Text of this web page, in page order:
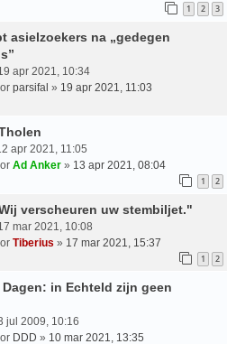
1 2 3
asielzoekers na „gedegen
apr 2021, 10:34
parsifal » 19 apr 2021, 11:03
apr 2021, 11:05
Ad Anker » 13 apr 2021, 08:04
1 2
verscheuren uw stembiljet."
mar 2021, 10:08
Tiberius » 17 mar 2021, 15:37
1 2
in Echteld zijn geen
jul 2009, 10:16
DDD » 10 mar 2021, 13:35